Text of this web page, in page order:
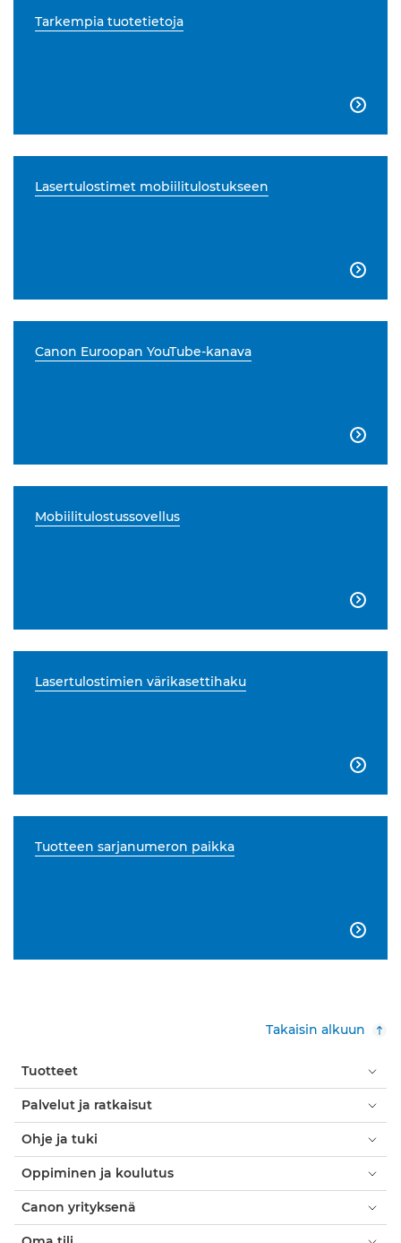
Tarkempia tuotetietoja

Lasertulostimet mobiilitulostukseen

Canon Euroopan YouTube-kanava

Mobiilitulostussovellus

Lasertulostimien värikasettihaku

Tuotteen sarjanumeron paikka

Takaisin alkuun
Tuotteet
Palvelut ja ratkaisut
Ohje ja tuki
Oppiminen ja koulutus
Canon yrityksenä